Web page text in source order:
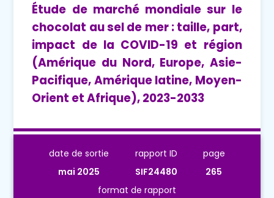
Étude de marché mondiale sur le
chocolat au sel de mer : taille, part,
impact de la COVID-19 et région
(Amérique du Nord, Europe, Asie-
Pacifique, Amérique latine, Moyen-
Orient et Afrique), 2023-2033
date de sortie
mai 2025
rapport ID
SIF24480
page
265
format de rapport